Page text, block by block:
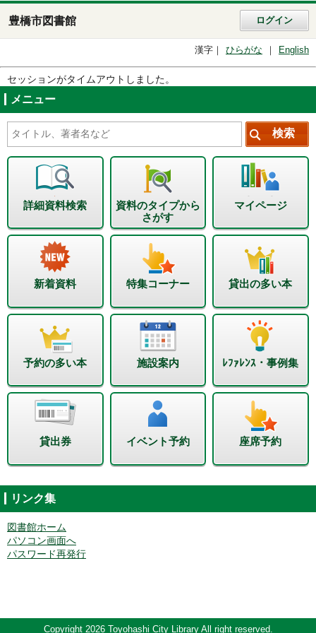
豊橋市図書館 ログイン
漢字 ひらがな English
セッションがタイムアウトしました。
メニュー
詳細資料検索
資料のタイプから
さがす
マイページ
新着資料 特集コーナー 貸出の多い本
予約の多い本 施設案内 ﾚﾌｧﾚﾝｽ・事例集
貸出券 イベント予約 座席予約
リンク集
図書館ホーム
パソコン画面へ
パスワード再発行
Copyright 2026 Toyohashi City Library All right reserved.